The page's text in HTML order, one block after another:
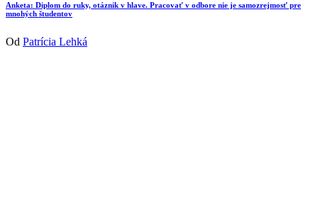
Anketa: Diplom do ruky, otáznik v hlave. Pracovať v odbore nie je samozrejmosť pre
mnohých študentov
Od Patrícia Lehká